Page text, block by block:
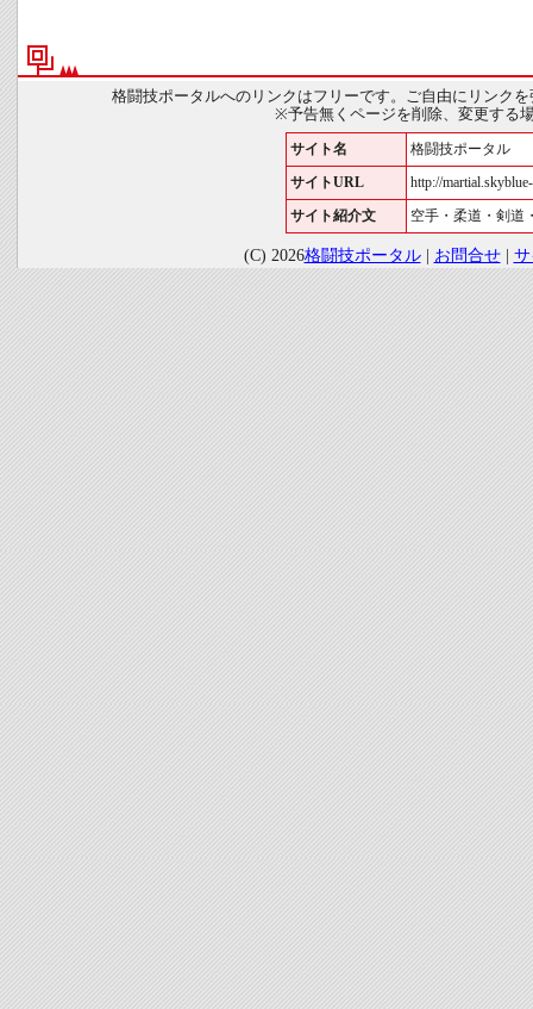
格闘技ポータルへのリンクはフリーです。ご自由にリンク
※予告無くページを削除、変更する
サイト名 格闘技ポータル
サイトURL http://
サイト紹介文 空手・柔道・剣道
(C) 2026格闘技ポータル| お問合せ|